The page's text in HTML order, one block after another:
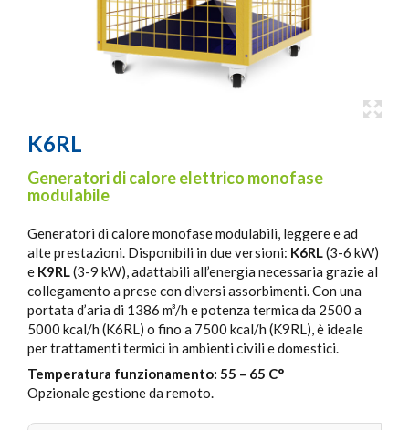
K6RL
Generatori di calore elettrico monofase
modulabile
Generatori di calore monofase modulabili, leggere e ad
alte prestazioni. Disponibili in due versioni: K6RL(3-6 kW)
e K9RL(3-9 kW), adattabili all’energia necessaria grazie al
collegamento a prese con diversi assorbimenti. Con una
portata d’aria di 1386 m³/h e potenza termica da 2500 a
5000 kcal/h (K6RL) o fino a 7500 kcal/h (K9RL), è ideale
per trattamenti termici in ambienti civili e domestici.
Temperatura funzionamento: 55 – 65 C°
Opzionale gestione da remoto.